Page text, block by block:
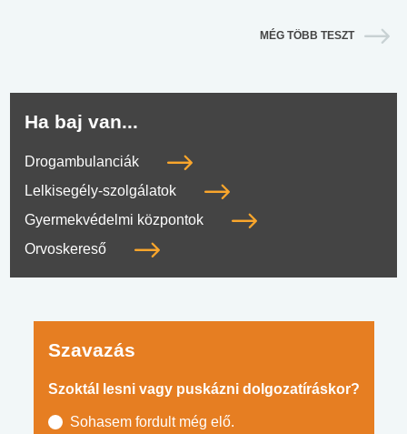
MÉG TÖBB TESZT
Ha baj van...
Drogambulanciák
Lelkisegély-szolgálatok
Gyermekvédelmi központok
Orvoskereső
Szavazás
Szoktál lesni vagy puskázni dolgozatíráskor?
Sohasem fordult még elő.